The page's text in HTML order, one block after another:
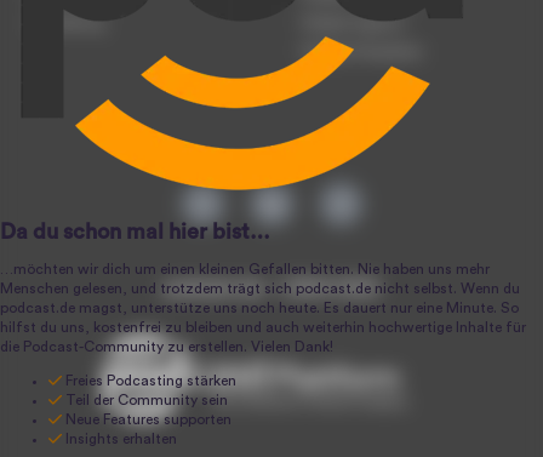
Anmeldung
Podcast-Agentur
Podcast-Produktion
podcast.de ~ 2004-2026